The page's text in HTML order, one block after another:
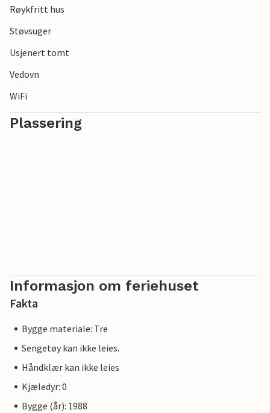
Røykfritt hus
Støvsuger
Usjenert tomt
Vedovn
WiFi
Plassering
Informasjon om feriehuset
Fakta
Bygge materiale: Tre
Sengetøy kan ikke leies.
Håndklær kan ikke leies
Kjæledyr: 0
Bygge (år): 1988